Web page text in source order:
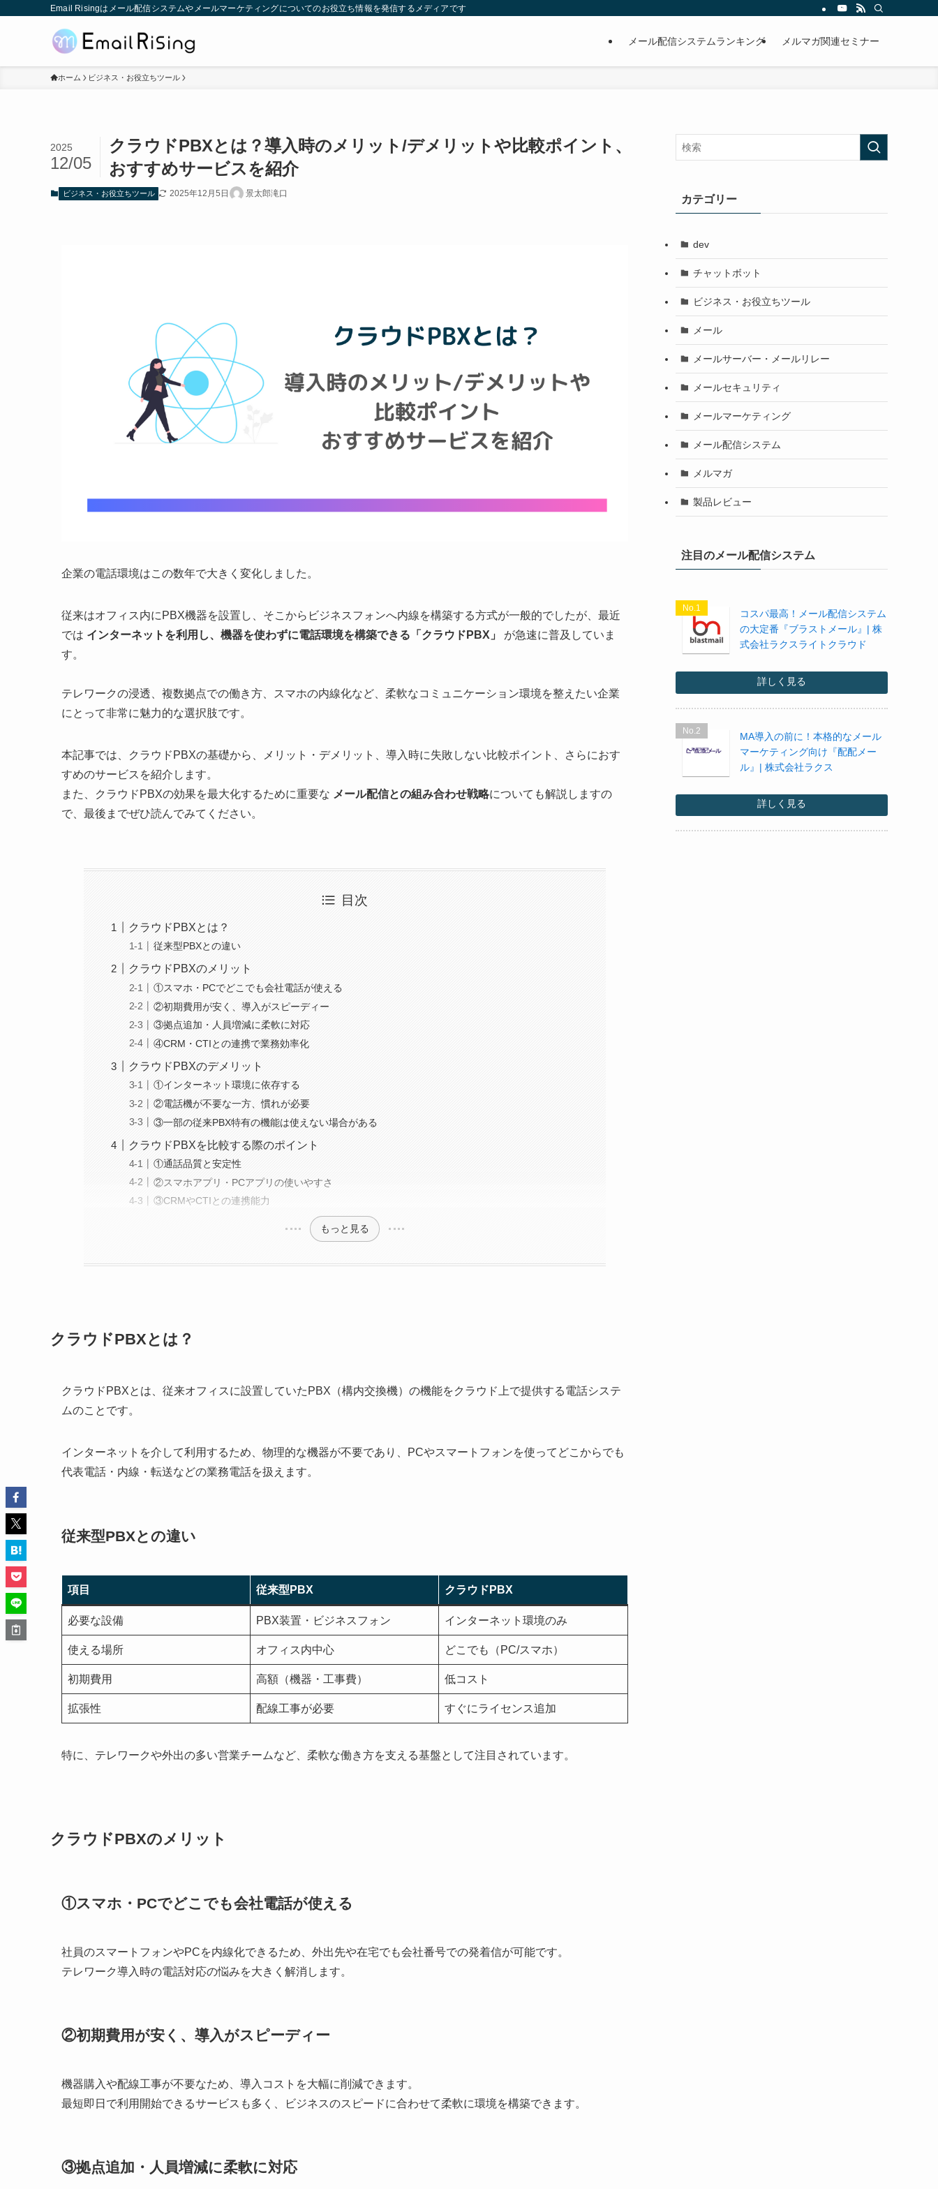
Email Risingはメール配信システムやメールマーケティングについてのお役立ち情報を発信するメディアです
メール配信システムランキング メルマガ関連セミナー
ホーム ビジネス・お役立ちツール
クラウドPBXとは？導入時のメリット/デメリットや比較ポイント、
おすすめサービスを紹介
2025
12/05
ビジネス・お役立ちツール 2025年12月5日 景太郎滝口
企業の電話環境はこの数年で大きく変化しました。
従来はオフィス内にPBX機器を設置し、そこからビジネスフォンへ内線を構築する方式が一般的でしたが、最近
では インターネットを利用し、機器を使わずに電話環境を構築できる「クラウドPBX」
が急速に普及していま
す。
テレワークの浸透、複数拠点での働き方、スマホの内線化など、柔軟なコミュニケーション環境を整えたい企業
にとって非常に魅力的な選択肢です。
本記事では、クラウドPBXの基礎から、メリット・デメリット、導入時に失敗しない比較ポイント、さらにおす
すめのサービスを紹介します。
また、クラウドPBXの効果を最大化するために重要な メール配信との組み合わせ戦略についても解説しますの
で、最後までぜひ読んでみてください。
目次
クラウドPBXとは？
従来型PBXとの違い
クラウドPBXのメリット
①スマホ・PCでどこでも会社電話が使える
②初期費用が安く、導入がスピーディー
③拠点追加・人員増減に柔軟に対応
④CRM・CTIとの連携で業務効率化
クラウドPBXのデメリット
①インターネット環境に依存する
②電話機が不要な一方、慣れが必要
③一部の従来PBX特有の機能は使えない場合がある
クラウドPBXを比較する際のポイント
①通話品質と安定性
②スマホアプリ・PCアプリの使いやすさ
③CRMやCTIとの連携能力
もっと見る
クラウドPBXとは？
クラウドPBXとは、従来オフィスに設置していたPBX（構内交換機）の機能をクラウド上で提供する電話システ
ムのことです。
インターネットを介して利用するため、物理的な機器が不要であり、PCやスマートフォンを使ってどこからでも
代表電話・内線・転送などの業務電話を扱えます。
従来型PBXとの違い
項目 従来型PBX クラウドPBX
必要な設備 PBX装置・ビジネスフォン インターネット環境のみ
使える場所 オフィス内中心 どこでも（PC/スマホ）
初期費用 高額（機器・工事費） 低コスト
拡張性 配線工事が必要 すぐにライセンス追加
特に、テレワークや外出の多い営業チームなど、柔軟な働き方を支える基盤として注目されています。
クラウドPBXのメリット
①スマホ・PCでどこでも会社電話が使える
社員のスマートフォンやPCを内線化できるため、外出先や在宅でも会社番号での発着信が可能です。
テレワーク導入時の電話対応の悩みを大きく解消します。
②初期費用が安く、導入がスピーディー
機器購入や配線工事が不要なため、導入コストを大幅に削減できます。
最短即日で利用開始できるサービスも多く、ビジネスのスピードに合わせて柔軟に環境を構築できます。
③拠点追加・人員増減に柔軟に対応
カテゴリー
dev
チャットボット
ビジネス・お役立ちツール
メール
メールサーバー・メールリレー
メールセキュリティ
メールマーケティング
メール配信システム
メルマガ
製品レビュー
注目のメール配信システム
No.1
コスパ最高！メール配信システム
の大定番『ブラストメール』| 株
式会社ラクスライトクラウド
詳しく見る
No.2
MA導入の前に！本格的なメール
マーケティング向け『配配メー
ル』| 株式会社ラクス
詳しく見る